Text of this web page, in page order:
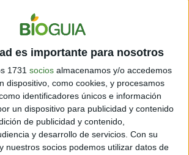
es importante para nosotros
1731 socios almacenamos y/o accedemos
dispositivo, como cookies, y procesamos
identificadores únicos e información
un dispositivo para publicidad y contenido
de publicidad y contenido,
y desarrollo de servicios. Con su
nuestros socios podemos utilizar datos de